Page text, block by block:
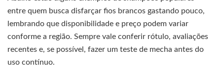
entre quem busca disfarçar fios brancos gastando pouco,
lembrando que disponibilidade e preço podem variar
conforme a região. Sempre vale conferir rótulo, avaliações
recentes e, se possível, fazer um teste de mecha antes do
uso contínuo.